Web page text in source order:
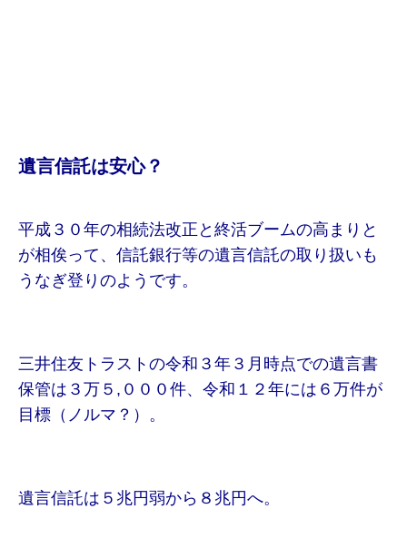
遺言信託は安心？
平成３０年の相続法改正と終活ブームの高まりと
が相俟って、信託銀行等の遺言信託の取り扱いも
うなぎ登りのようです。
三井住友トラストの令和３年３月時点での遺言書
保管は３万５,０００件、令和１２年には６万件が
目標（ノルマ？）。
遺言信託は５兆円弱から８兆円へ。